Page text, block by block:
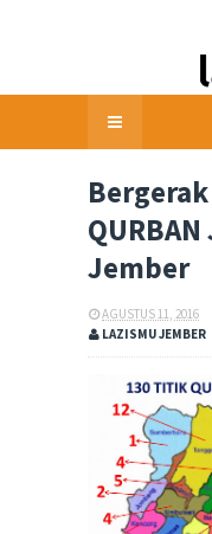
Jember
AGUSTUS 11, 2016
LAZISMU JEMBER